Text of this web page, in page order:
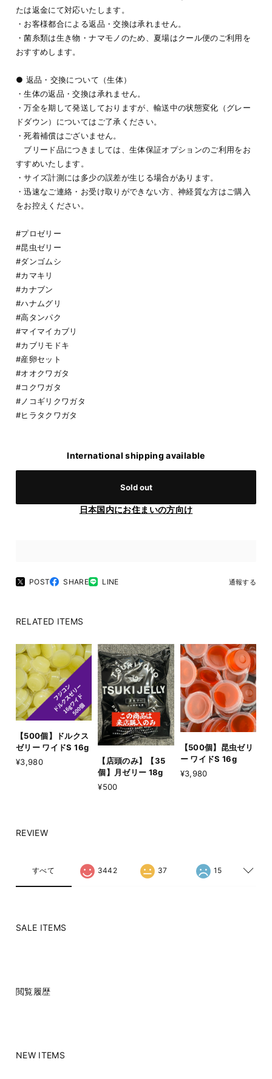
たは返金にて対応いたします。
・お客様都合による返品・交換は承れません。
・菌糸類は生き物・ナマモノのため、夏場はクール便のご利用を
おすすめします。
● 返品・交換について（生体）
・生体の返品・交換は承れません。
・万全を期して発送しておりますが、輸送中の状態変化（グレー
ドダウン）についてはご了承ください。
・死着補償はございません。
ブリード品につきましては、生体保証オプションのご利用をお
すすめいたします。
・サイズ計測には多少の誤差が生じる場合があります。
・迅速なご連絡・お受け取りができない方、神経質な方はご購入
をお控えください。
#プロゼリー
#昆虫ゼリー
#ダンゴムシ
#カマキリ
#カナブン
#ハナムグリ
#高タンパク
#マイマイカブリ
#カブリモドキ
#産卵セット
#オオクワガタ
#コクワガタ
#ノコギリクワガタ
#ヒラタクワガタ
International shipping available
Sold out
日本国内にお住まいの方向け
POST SHARE LINE 通報する
RELATED ITEMS
【500個】ドルクス
ゼリー ワイドS 16g
¥3,980
【店頭のみ】【35
個】月ゼリー 18g
¥500
【500個】昆虫ゼリ
ー ワイドS 16g
¥3,980
REVIEW
すべて 3442 37 15
SALE ITEMS
閲覧履歴
NEW ITEMS